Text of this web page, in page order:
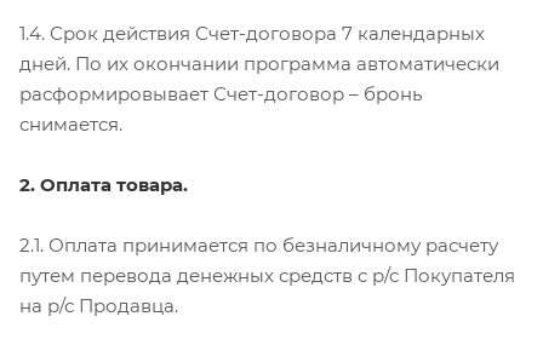
1.4. Срок действия Счет-договора 7 календарных
дней. По их окончании программа автоматически
расформировывает Счет-договор – бронь
снимается.
2. Оплата товара.
2.1. Оплата принимается по безналичному расчету
путем перевода денежных средств с р/с Покупателя
на р/с Продавца.